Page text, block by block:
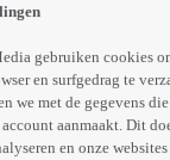
zingen en wie
alles uit de kast
gebruiken cookies
en surfgedrag te
we met de gegevens
aanmaakt. Dit
en onze websites